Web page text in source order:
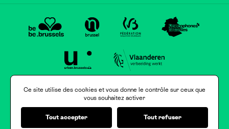
Ce site utilise des cookies et vous donne le contrôle sur ceux que
vous souhaitez activer
Tout accepter Tout refuser